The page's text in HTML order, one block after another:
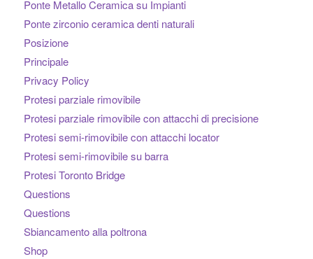
Ponte Metallo Ceramica su Impianti
Ponte zirconio ceramica denti naturali
Posizione
Principale
Privacy Policy
Protesi parziale rimovibile
Protesi parziale rimovibile con attacchi di precisione
Protesi semi-rimovibile con attacchi locator
Protesi semi-rimovibile su barra
Protesi Toronto Bridge
Questions
Questions
Sbiancamento alla poltrona
Shop